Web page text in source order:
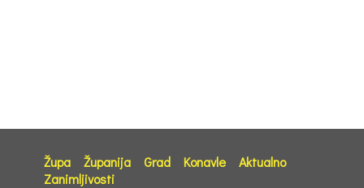
Župa Županija Grad Konavle
Aktualno
Zanimljivosti